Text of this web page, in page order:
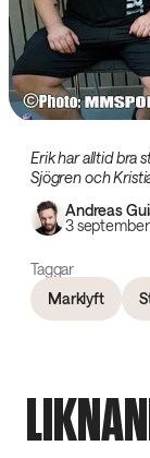
Erik har alltid bra
Sjögren och
Andreas
3
Taggar
Marklyft